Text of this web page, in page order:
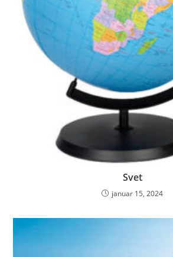
Svet
januar 15, 2024